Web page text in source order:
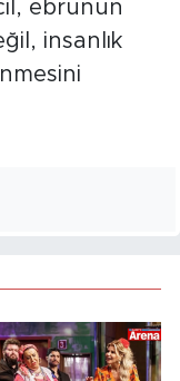
ebrunun
insanlık